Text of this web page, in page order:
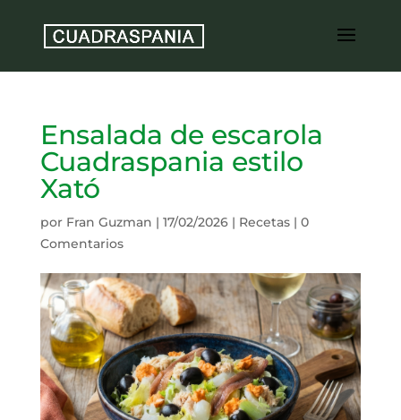
Ensalada de escarola
Cuadraspania estilo
Xató
por Fran Guzman | 17/02/2026| Recetas| 0
Comentarios